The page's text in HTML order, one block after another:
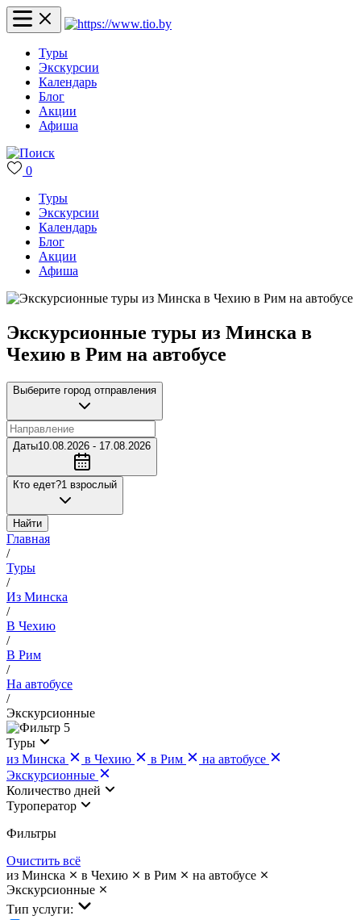
Туры
Экскурсии
Календарь
Блог
Акции
Афиша
0
Туры
Экскурсии
Календарь
Блог
Акции
Афиша
Экскурсионные туры из Минска в
Чехию в Рим на автобусе
Выберите город отправления
Даты10.08.2026 - 17.08.2026
Кто едет?1 взрослый
Найти
Главная
/
Туры
/
Из Минска
/
В Чехию
/
В Рим
/
На автобусе
/
Экскурсионные
5
Туры
из Минска
в Чехию в Рим
на автобусе
Экскурсионные
Количество дней
Туроператор
Фильтры
Очистить всё
из Минска
в Чехию в Рим
на автобусе
Экскурсионные
Тип услуги: